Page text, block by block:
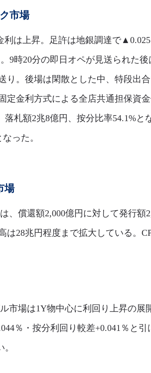
市場
は上昇。足許は地銀調達で
9時20分の即日オペが見送られた
り。後場は閑散とした中、特段出
定金利方式による全店共通担保資
落札額2兆8億円、按分比率54.1%
った。
場
、償還額2,000億円に対して発行
は28兆円程度まで拡大している。
市場は1Y物中心に利回り上昇の
％・按分利回り較差+0.041％と